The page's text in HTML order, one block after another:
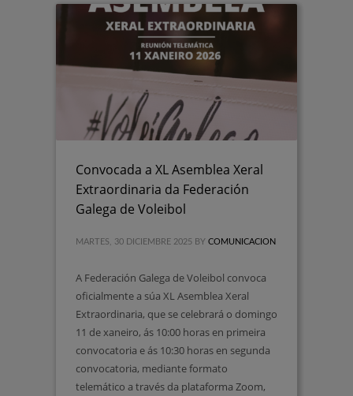
Convocada a XL Asemblea Xeral
Extraordinaria da Federación
Galega de Voleibol
MARTES, 30 DICIEMBRE 2025 BY COMUNICACION
A Federación Galega de Voleibol convoca
oficialmente a súa XL Asemblea Xeral
Extraordinaria, que se celebrará o domingo
11 de xaneiro, ás 10:00 horas en primeira
convocatoria e ás 10:30 horas en segunda
convocatoria, mediante formato
telemático a través da plataforma Zoom,